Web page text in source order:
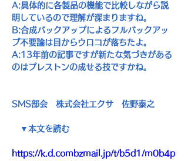
A:具体的に各製品の機能で比較しながら説
明しているので理解が深まりますね。
B:合成バックアップによるフルバックアッ
プ不要論は目からウロコが落ちたよ。
A:13年前の記事ですが新たな気づきがある
のはプレストンの成せる技ですかね。
SMS部会　株式会社エクサ　佐野泰之
▼本文を読む
https://k.d.combzmail.jp/t/b5d1/m0b4p